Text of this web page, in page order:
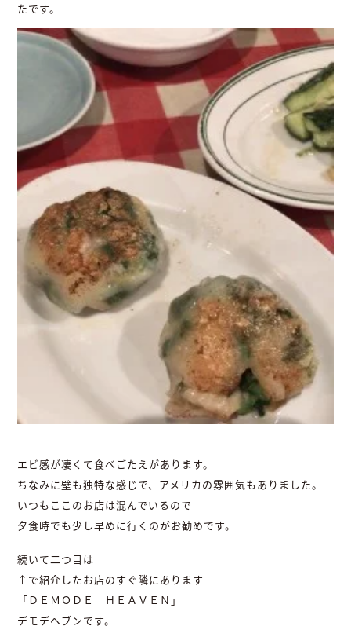
たです。
エビ感が凄くて食べごたえがあります。
ちなみに壁も独特な感じで、アメリカの雰囲気もありました。
いつもここのお店は混んでいるので
夕食時でも少し早めに行くのがお勧めです。
続いて二つ目は
↑で紹介したお店のすぐ隣にあります
「ＤＥＭＯＤＥ ＨＥＡＶＥＮ」
デモデヘブンです。